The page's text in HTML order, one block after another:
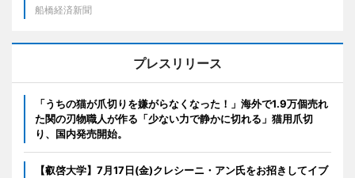
船橋経済新聞
プレスリリース
「うちの猫が爪切りを嫌がらなくなった！」海外で1.9万個売れ
た関の刃物職人が作る「少ない力で静かに切れる」猫用爪切
り、国内発売開始。
【叡啓大学】7月17日(金)クレシーニ・アン氏をお招きしてイブ